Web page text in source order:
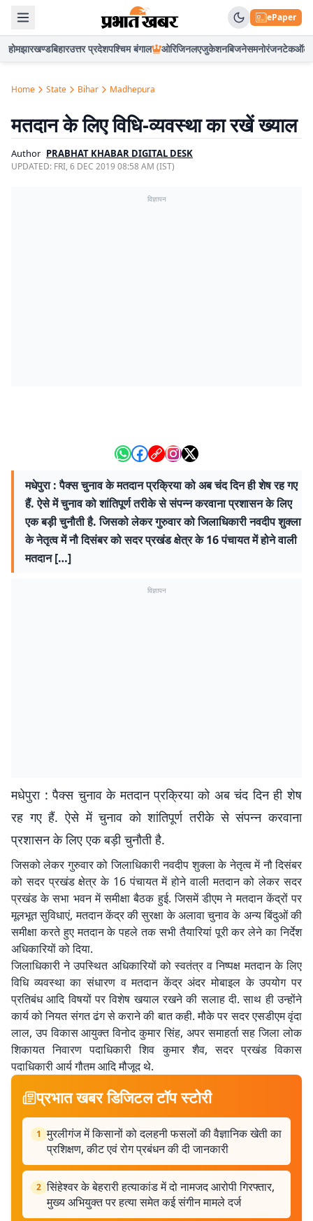
ePaper
होमझारखण्डबिहारउत्तर प्रदेशपश्चिम बंगाल ओरिजिनलएजुकेशनबिजनेसमनोरंजनटेकऑटो
Home State Bihar Madhepura
मतदान के लिए विधि-व्यवस्था का रखें ख्याल
Author PRABHAT KHABAR DIGITAL DESK
UPDATED: FRI, 6 DEC 2019 08:58 AM (IST)
विज्ञापन
मधेपुरा : पैक्स चुनाव के मतदान प्रक्रिया को अब चंद दिन ही शेष रह गए
हैं. ऐसे में चुनाव को शांतिपूर्ण तरीके से संपन्न करवाना प्रशासन के लिए
एक बड़ी चुनौती है. जिसको लेकर गुरुवार को जिलाधिकारी नवदीप शुक्ला
के नेतृत्व में नौ दिसंबर को सदर प्रखंड क्षेत्र के 16 पंचायत में होने वाली
मतदान […]
विज्ञापन
मधेपुरा : पैक्स चुनाव के मतदान प्रक्रिया को अब चंद दिन ही शेष
रह गए हैं. ऐसे में चुनाव को शांतिपूर्ण तरीके से संपन्न करवाना
प्रशासन के लिए एक बड़ी चुनौती है.
जिसको लेकर गुरुवार को जिलाधिकारी नवदीप शुक्ला के नेतृत्व में नौ दिसंबर
को सदर प्रखंड क्षेत्र के 16 पंचायत में होने वाली मतदान को लेकर सदर
प्रखंड के सभा भवन में समीक्षा बैठक हुई. जिसमें डीएम ने मतदान केंद्रों पर
मूलभूत सुविधाएं, मतदान केंद्र की सुरक्षा के अलावा चुनाव के अन्य बिंदुओं की
समीक्षा करते हुए मतदान के पहले तक सभी तैयारियां पूरी कर लेने का निर्देश
अधिकारियों को दिया.
जिलाधिकारी ने उपस्थित अधिकारियों को स्वतंत्र व निष्पक्ष मतदान के लिए
विधि व्यवस्था का संधारण व मतदान केंद्र अंदर मोबाइल के उपयोग पर
प्रतिबंध आदि विषयों पर विशेष खयाल रखने की सलाह दी. साथ ही उन्होंने
कार्य को नियत संगत ढंग से कराने की बात कही. मौके पर सदर एसडीएम वृंदा
लाल, उप विकास आयुक्त विनोद कुमार सिंह, अपर समाहर्ता सह जिला लोक
शिकायत निवारण पदाधिकारी शिव कुमार शैव, सदर प्रखंड विकास
पदाधिकारी आर्य गौतम आदि मौजूद थे.
प्रभात खबर डिजिटल टॉप स्टोरी
1 मुरलीगंज में किसानों को दलहनी फसलों की वैज्ञानिक खेती का
प्रशिक्षण, कीट एवं रोग प्रबंधन की दी जानकारी
2 सिंहेश्वर के बेहरारी हत्याकांड में दो नामजद आरोपी गिरफ्तार,
मुख्य अभियुक्त पर हत्या समेत कई संगीन मामले दर्ज